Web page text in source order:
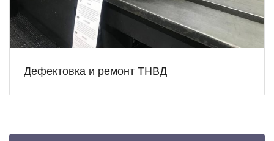
Дефектовка и ремонт ТНВД